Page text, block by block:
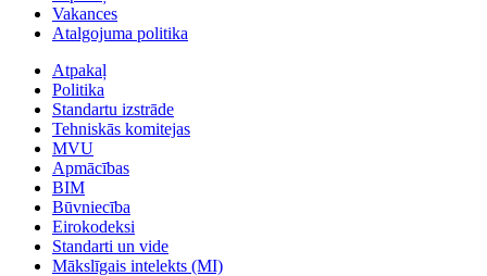
Vakances
Atalgojuma politika
Atpakaļ
Politika
Standartu izstrāde
Tehniskās komitejas
MVU
Apmācības
BIM
Būvniecība
Eirokodeksi
Standarti un vide
Mākslīgais intelekts (MI)